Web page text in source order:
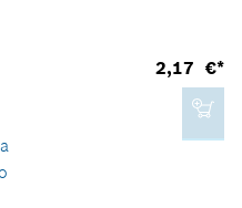
al carrello
2,17 €*